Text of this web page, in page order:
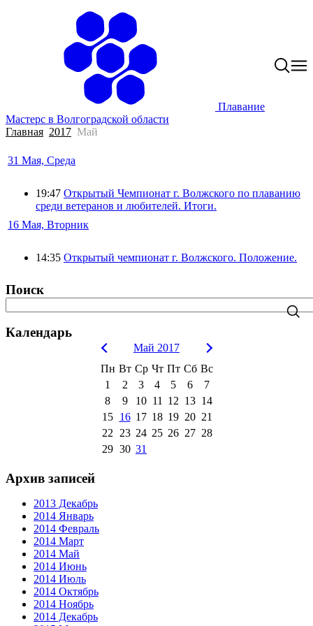
Плавание
Мастерс в Волгоградской области
Главная 2017 Май
31 Мая, Среда
19:47 Открытый Чемпионат г. Волжского по плаванию
среди ветеранов и любителей. Итоги.
16 Мая, Вторник
14:35 Открытый чемпионат г. Волжского. Положение.
Поиск
Календарь
Май 2017
Пн Вт Ср Чт Пт Сб Вс
1
2 3 4 5 6
7
8
9 10 11 12 13 14
15 16 17 18 19 20 21
22 23 24 25 26 27 28
29 30 31
Архив записей
2013 Декабрь
2014 Январь
2014 Февраль
2014 Март
2014 Май
2014 Июнь
2014 Июль
2014 Октябрь
2014 Ноябрь
2014 Декабрь